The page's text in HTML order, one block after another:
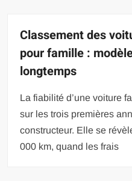
Classement des
pour famille :
longtemps
La fiabilité d’une voiture
sur les trois premières
constructeur. Elle se
000 km, quand les frais